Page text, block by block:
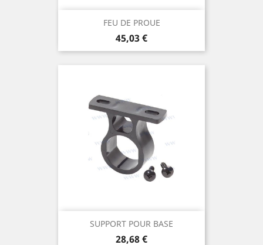
FEU DE PROUE
Prix
45,03 €
SUPPORT POUR BASE
Prix
28,68 €